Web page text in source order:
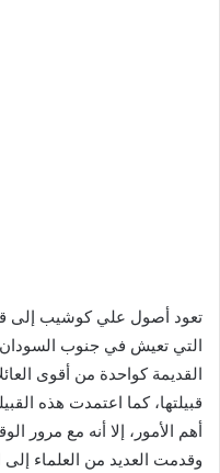
تعود أصول علي كوشيب إلى
التي تعيش في جنوب
القديمة كواحدة من أقوى
قبيلتها، كما اعتمدت هذه
أهم الأمور، إلا أنه مع مرور
وقدمت العديد من العلماء